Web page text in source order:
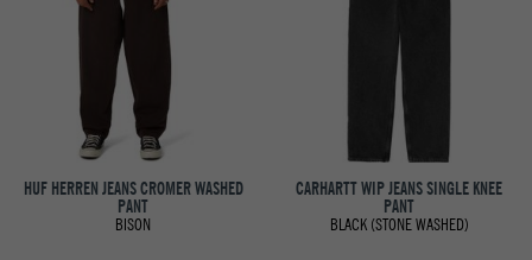
HUF HERREN JEANS CROMER WASHED
PANT
BISON
CARHARTT WIP JEANS SINGLE KNEE
PANT
BLACK (STONE WASHED)